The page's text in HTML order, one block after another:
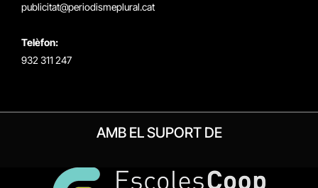
publicitat@periodismeplural.cat
Telèfon:
932 311 247
AMB EL SUPORT DE